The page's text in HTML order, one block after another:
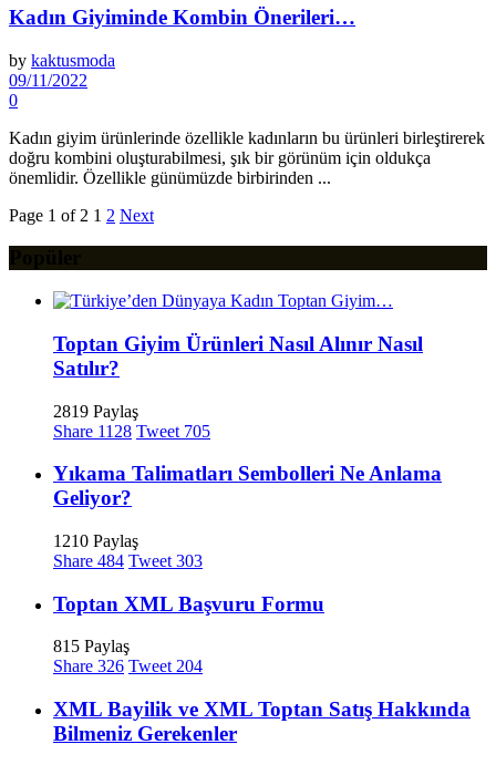
Kadın Giyiminde Kombin Önerileri…
by kaktusmoda
09/11/2022
0
Kadın giyim ürünlerinde özellikle kadınların bu ürünleri birleştirerek
doğru kombini oluşturabilmesi, şık bir görünüm için oldukça
önemlidir. Özellikle günümüzde birbirinden ...
Page 1 of 2 1 2 Next
Toptan Giyim Ürünleri Nasıl Alınır Nasıl
Satılır?
2819 Paylaş
Share 1128 Tweet 705
Yıkama Talimatları Sembolleri Ne Anlama
Geliyor?
1210 Paylaş
Share 484 Tweet 303
Toptan XML Başvuru Formu
815 Paylaş
Share 326 Tweet 204
XML Bayilik ve XML Toptan Satış Hakkında
Bilmeniz Gerekenler